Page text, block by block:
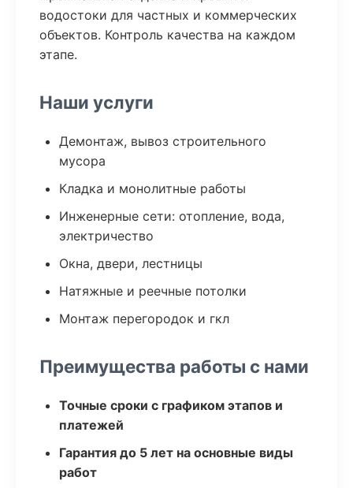
водостоки для частных и коммерческих
объектов. Контроль качества на каждом
этапе.
Наши услуги
Демонтаж, вывоз строительного
мусора
Кладка и монолитные работы
Инженерные сети: отопление, вода,
электричество
Окна, двери, лестницы
Натяжные и реечные потолки
Монтаж перегородок и гкл
Преимущества работы с нами
Точные сроки с графиком этапов и
платежей
Гарантия до 5 лет на основные виды
работ